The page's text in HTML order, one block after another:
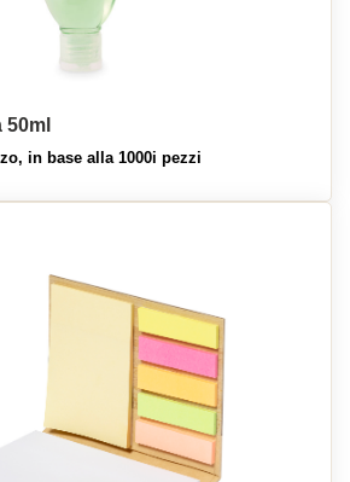
in base alla 1000i pezzi